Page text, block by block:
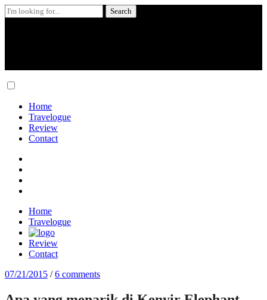
Search
for:
Skip
contentHome
Travelogue
Review
Contact
Home
Travelogue
Review
Contact
07/21/2015 /6 comments